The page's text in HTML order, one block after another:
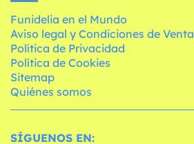
Funidelia en el Mundo
Aviso legal y Condiciones de Venta
Política de Privacidad
Política de Cookies
Sitemap
Quiénes somos
SÍGUENOS EN: